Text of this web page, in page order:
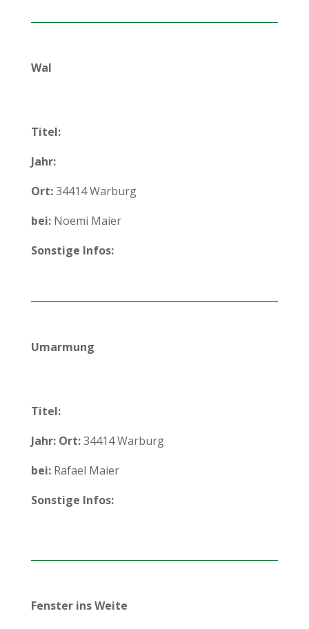
Wal
Titel:
Jahr:
Ort:34414 Warburg
bei: Noemi Maier
Sonstige Infos:
Umarmung
Titel:
Jahr: Ort:34414 Warburg
bei:Rafael Maier
Sonstige Infos:
Fenster ins Weite